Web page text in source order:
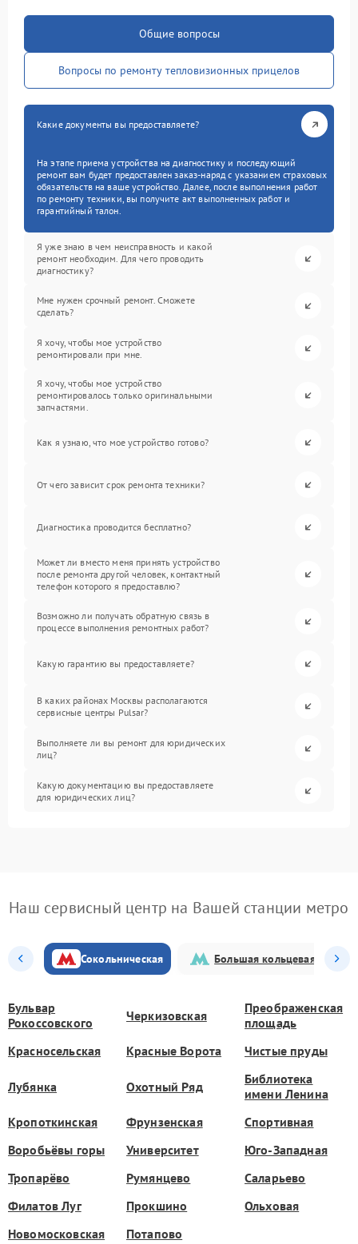
Общие вопросы
Вопросы по ремонту тепловизионных прицелов
Какие документы вы предоставляете?
На этапе приема устройства на диагностику и последующий
ремонт вам будет предоставлен заказ-наряд с указанием страховых
обязательств на ваше устройство. Далее, после выполнения работ
по ремонту техники, вы получите акт выполненных работ и
гарантийный талон.
Я уже знаю в чем неисправность и какой
ремонт необходим. Для чего проводить
диагностику?
Мне нужен срочный ремонт. Сможете
сделать?
Я хочу, чтобы мое устройство
ремонтировали при мне.
Я хочу, чтобы мое устройство
ремонтировалось только оригинальными
запчастями.
Как я узнаю, что мое устройство готово?
От чего зависит срок ремонта техники?
Диагностика проводится бесплатно?
Может ли вместо меня принять устройство
после ремонта другой человек, контактный
телефон которого я предоставлю?
Возможно ли получать обратную связь в
процессе выполнения ремонтных работ?
Какую гарантию вы предоставляете?
В каких районах Москвы располагаются
сервисные центры Pulsar?
Выполняете ли вы ремонт для юридических
лиц?
Какую документацию вы предоставляете
для юридических лиц?
Наш сервисный центр на Вашей станции метро
Сокольническая Большая кольцевая
Бульвар
Рокоссовского
Черкизовская
Преображенская
площадь
Красносельская
Красные Ворота Чистые пруды
Лубянка Охотный Ряд
Библиотека
имени Ленина
Кропоткинская
Фрунзенская
Спортивная
Воробьёвы горы
Университет
Юго-Западная
Тропарёво
Румянцево
Саларьево
Филатов Луг
Прокшино
Ольховая
Новомосковская
Потапово